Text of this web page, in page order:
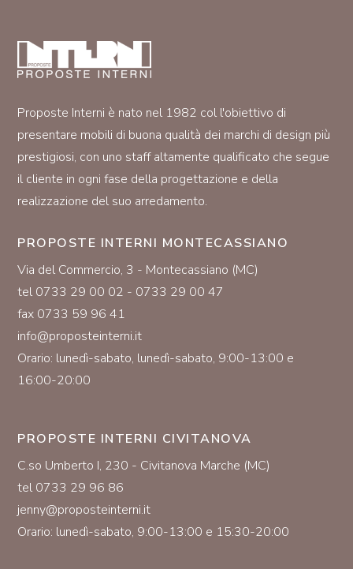
Proposte Interni è nato nel 1982 col l'obiettivo di
presentare mobili di buona qualità dei marchi di design più
prestigiosi, con uno staff altamente qualificato che segue
il cliente in ogni fase della progettazione e della
realizzazione del suo arredamento.
PROPOSTE INTERNI MONTECASSIANO
Via del Commercio, 3 - Montecassiano (MC)
tel 0733 29 00 02 - 0733 29 00 47
fax 0733 59 96 41
info@proposteinterni.it
Orario: lunedì-sabato, lunedì-sabato, 9:00-13:00 e
16:00-20:00
PROPOSTE INTERNI CIVITANOVA
C.so Umberto I, 230 - Civitanova Marche (MC)
tel 0733 29 96 86
jenny@proposteinterni.it
Orario: lunedì-sabato, 9:00-13:00 e 15:30-20:00